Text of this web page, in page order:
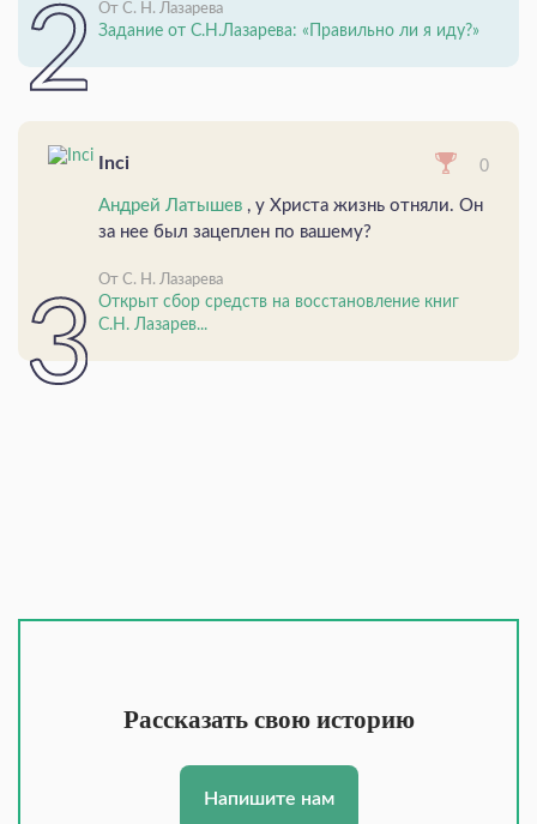
От С. Н. Лазарева
Задание от С.Н.Лазарева: «Правильно ли я иду?»
Inci 0
Андрей Латышев , у Христа жизнь отняли. Он
за нее был зацеплен по вашему?
От С. Н. Лазарева
Открыт сбор средств на восстановление книг
С.Н. Лазарев...
Рассказать свою историю
Напишите нам